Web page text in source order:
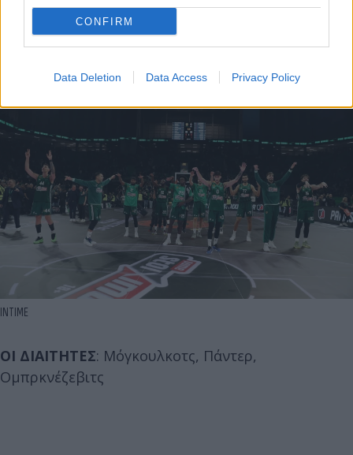
CONFIRM
Data Deletion Data Access Privacy Policy
τον Ερυθρό Αστέρα ρίχνοντας την ομάδα τουΠοπέ
2-4.
ΙΝΤΙΜΕ
ΟΙ ΔΙΑΙΤΗΤΕΣ: Μόγκουλκοτς, Πάντερ,
Ομπρκνέζεβιτς